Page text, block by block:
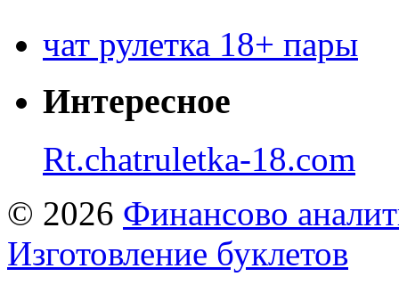
чат рулетка 18+ пары
Интересное
Rt.chatruletka-18.com
© 2026 Финансово
Изготовление буклетов